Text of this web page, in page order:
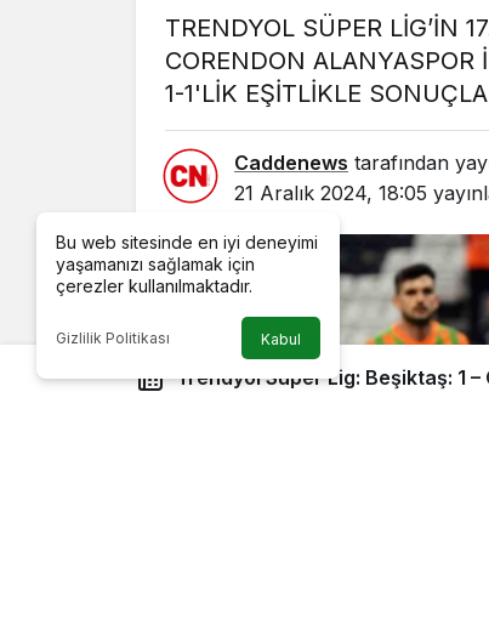
TRENDYOL SÜPER LİG’İN
CORENDON
1-1'LİK EŞİTLİKLE
Caddenews tarafından
21 Aralık 2024, 18:05
Trendyol Süper Lig: Beşiktaş: 1
Bu web sitesinde en iyi deneyimi
yaşamanızı sağlamak için
çerezler kullanılmaktadır.
Gizlilik Politikası Kabul